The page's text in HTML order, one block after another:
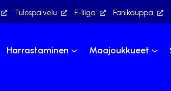
Tulospalvelu F-liiga Fanikauppa
Harrastaminen Maajoukkueet